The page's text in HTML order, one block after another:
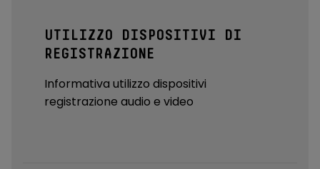
UTILIZZO DISPOSITIVI DI
REGISTRAZIONE
Informativa utilizzo dispositivi
registrazione audio e video